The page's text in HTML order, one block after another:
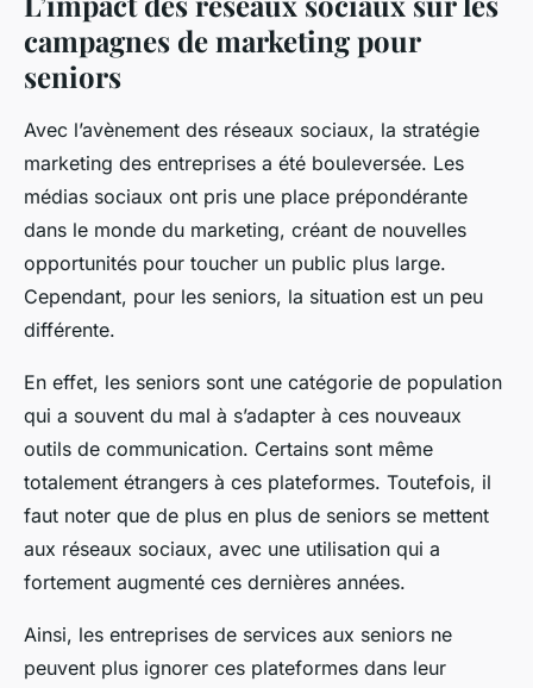
campagnes de marketing pour
seniors
Avec l’avènement des réseaux sociaux, la stratégie
marketing des entreprises a été bouleversée. Les
médias sociaux ont pris une place prépondérante
dans le monde du marketing, créant de nouvelles
opportunités pour toucher un public plus large.
Cependant, pour les seniors, la situation est un peu
différente.
En effet, les seniors sont une catégorie de population
qui a souvent du mal à s’adapter à ces nouveaux
outils de communication. Certains sont même
totalement étrangers à ces plateformes. Toutefois, il
faut noter que de plus en plus de seniors se mettent
aux réseaux sociaux, avec une utilisation qui a
fortement augmenté ces dernières années.
Ainsi, les entreprises de services aux seniors ne
peuvent plus ignorer ces plateformes dans leur